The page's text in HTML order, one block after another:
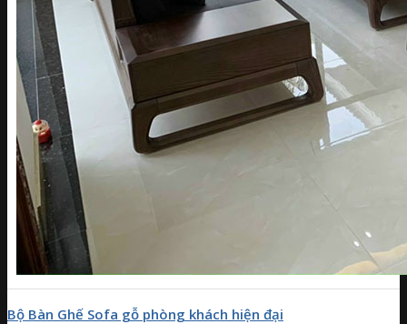
Bộ Bàn Ghế Sofa gỗ phòng khách hiện đại